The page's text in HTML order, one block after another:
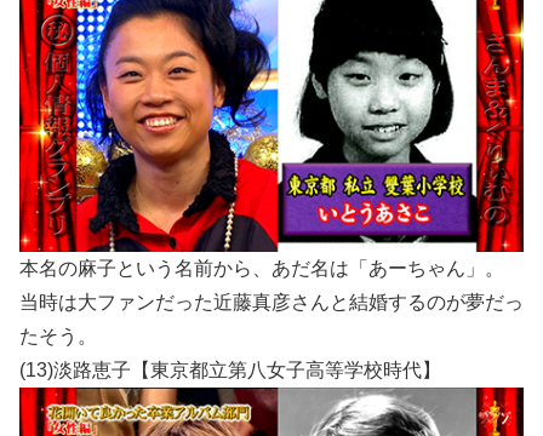
本名の麻子という名前から、あだ名は「あーちゃん」。
当時は大ファンだった近藤真彦さんと結婚するのが夢だっ
たそう。
(13)淡路恵子【東京都立第八女子高等学校時代】